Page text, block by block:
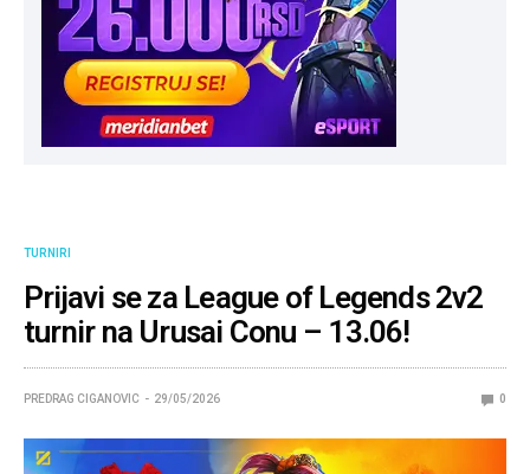
TURNIRI
Prijavi se za League of Legends 2v2
turnir na Urusai Conu – 13.06!
PREDRAG CIGANOVIC 29/05/2026 0